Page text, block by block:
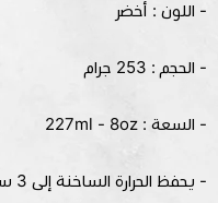
- اللون : أخضر
- الحجم : 253 جرام
- السعة : 227ml - 8oz
- يحفظ الحرارة الساخنة إلى 3 ساعات